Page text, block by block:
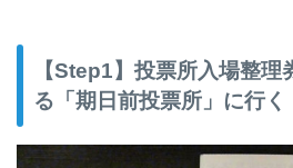
【Step1】投票所入場整理
る「期日前投票所」に行く